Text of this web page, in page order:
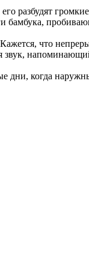
разбудят
бамбука,
что
звук,
дни, когда